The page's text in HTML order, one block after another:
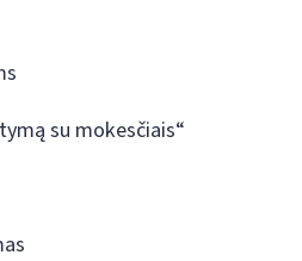
su mokesčiais“